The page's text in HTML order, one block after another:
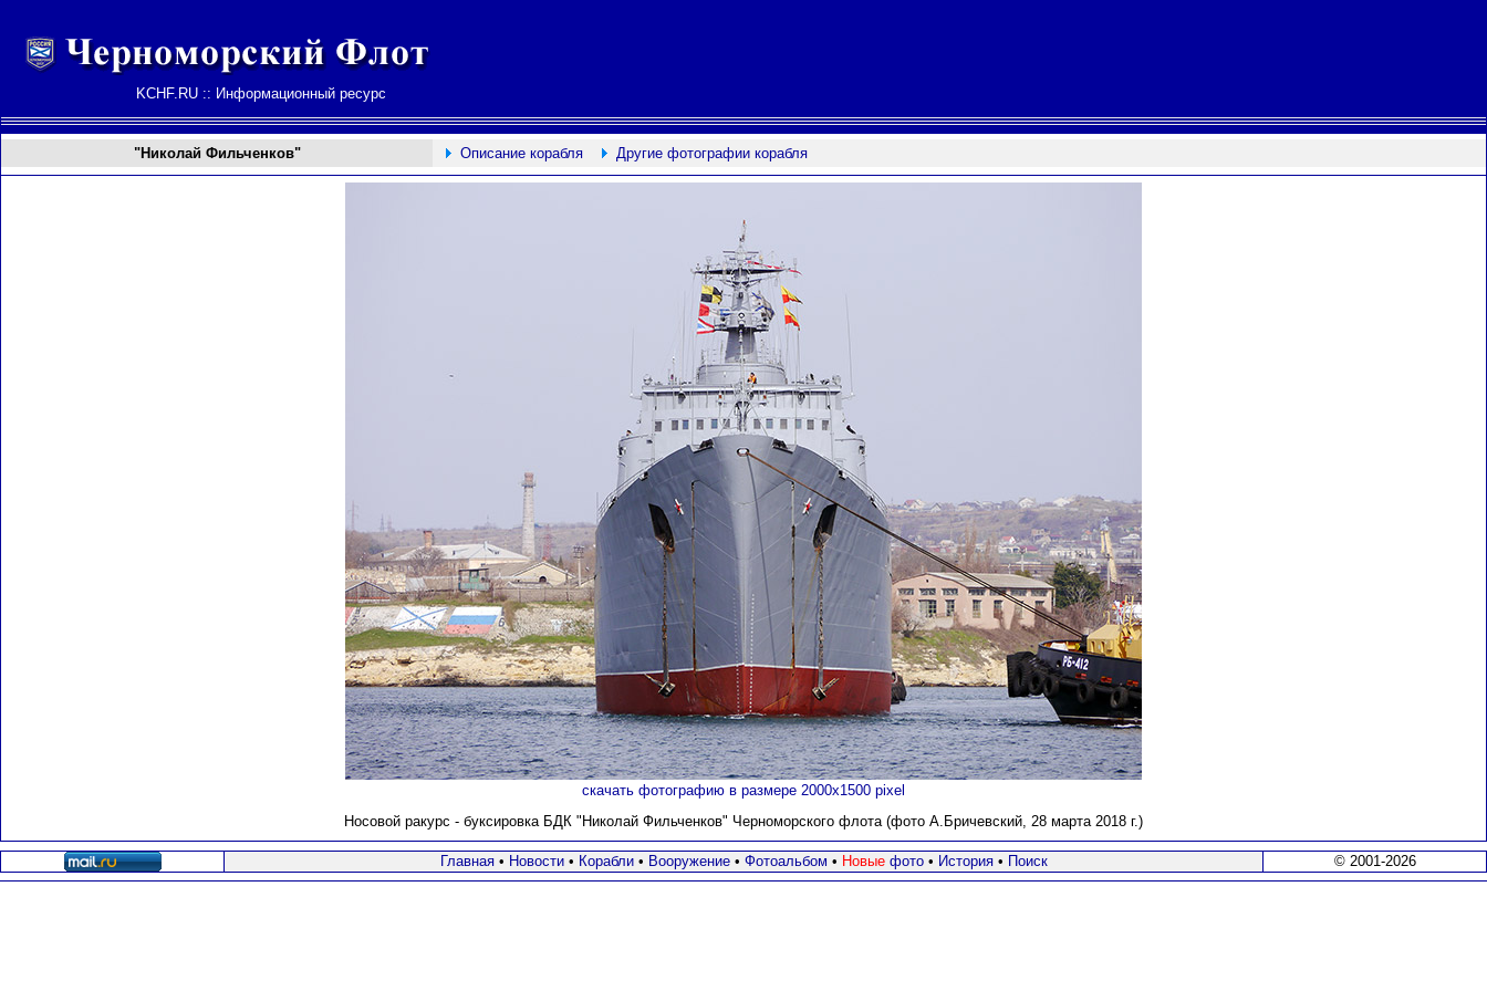
KCHF.RU :: Информационный ресурс
"Николай Фильченков" Описание корабля Другие фотографии корабля
скачать фотографию в размере 2000х1500 pixel
Носовой ракурс - буксировка БДК "Николай Фильченков" Черноморского флота (фото А.Бричевский, 28 марта 2018 г.)
Главная• Новости• Корабли• Вооружение • Фотоальбом • Новыефото • История• Поиск © 2001-2026